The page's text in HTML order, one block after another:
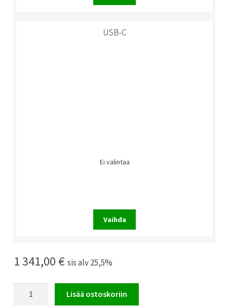
USB-C
Ei valintaa
Vaihda
1 341,00 € sis alv 25,5%
Lisää ostoskoriin